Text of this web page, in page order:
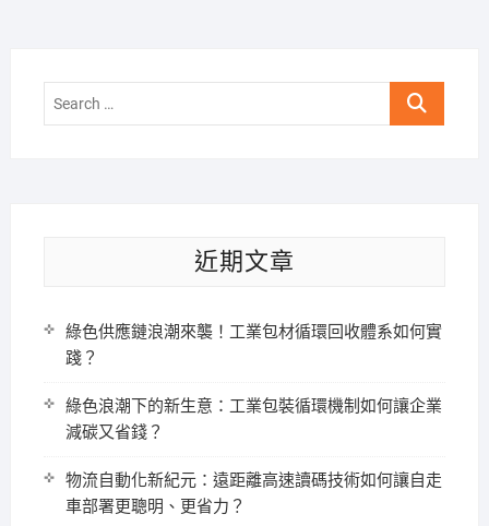
Search
近期文章
綠色供應鏈浪潮來襲！工業包材循環回收體系如何實
踐？
綠色浪潮下的新生意：工業包裝循環機制如何讓企業
減碳又省錢？
物流自動化新紀元：遠距離高速讀碼技術如何讓自走
車部署更聰明、更省力？